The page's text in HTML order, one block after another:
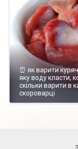
⏰ як варити
яку воду класти,
скільки варити в
скороварці